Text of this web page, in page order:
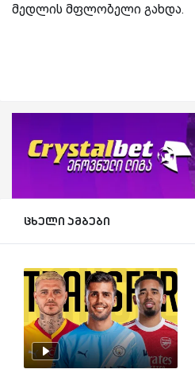
მედლის მფლობელი გახდა.
ცხელი ამბები